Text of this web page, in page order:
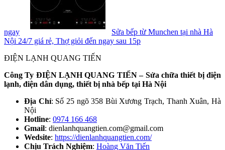
ngay
Sửa bếp từ Munchen tại nhà Hà
Nội 24/7 giá rẻ, Thợ giỏi đến ngay sau 15p
ĐIỆN LẠNH QUANG TIẾN
Công Ty ĐIỆN LẠNH QUANG TIẾN – Sửa chữa thiết bị điện
lạnh, điện dân dụng, thiết bị nhà bếp tại Hà Nội
Địa Chỉ: Số 25 ngõ 358 Bùi Xương Trạch, Thanh Xuân, Hà
Nội
Hotline: 0974 166 468
Gmail: dienlanhquangtien.com@gmail.com
Wedsite: https://dienlanhquangtien.com/
Chịu Trách Nghiệm: Hoàng Văn Tiến